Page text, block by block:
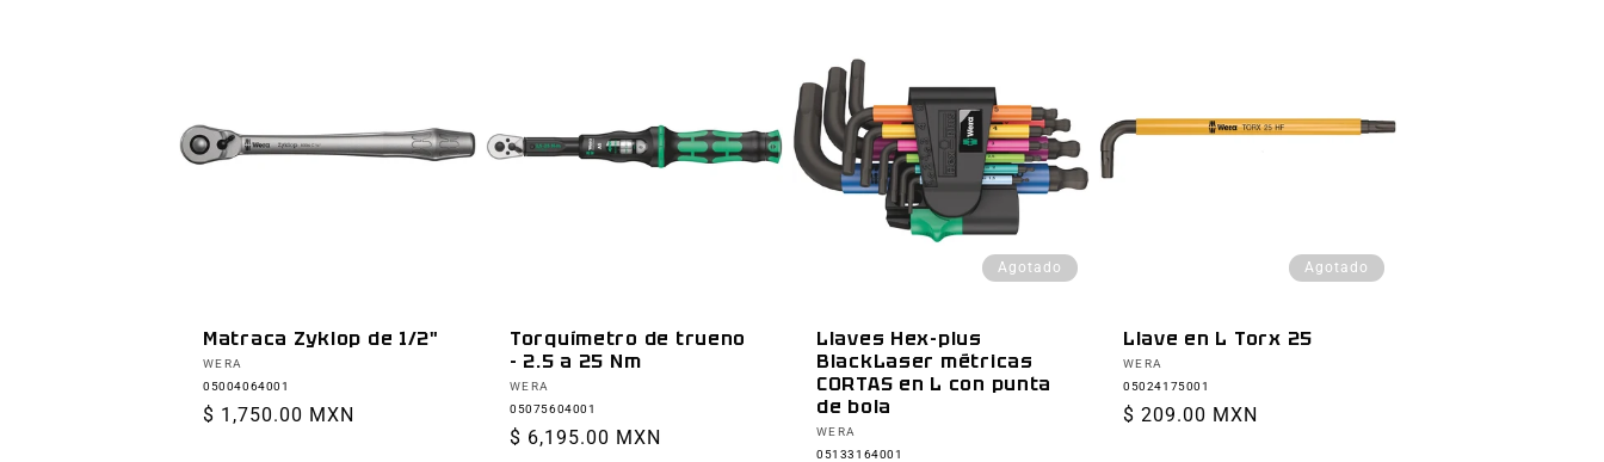
Matraca Zyklop de 1/2"
Proveedor:
WERA
05004064001
Precio
$ 1,750.00 MXN
Torquímetro de trueno
- 2.5 a 25 Nm
Proveedor:
WERA
05075604001
Precio
$ 6,195.00 MXN
Agotado
Llaves Hex-plus
BlackLaser métricas
CORTAS en L con punta
de bola
Proveedor:
WERA
05133164001
Agotado
Llave en L Torx 25
Proveedor:
WERA
05024175001
Precio
$ 209.00 MXN